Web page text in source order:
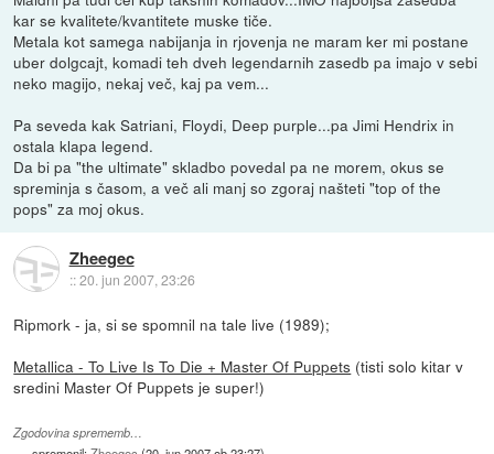
kar se kvalitete/kvantitete muske tiče.
Metala kot samega nabijanja in rjovenja ne maram ker mi postane
uber dolgcajt, komadi teh dveh legendarnih zasedb pa imajo v sebi
neko magijo, nekaj več, kaj pa vem...
Pa seveda kak Satriani, Floydi, Deep purple...pa Jimi Hendrix in
ostala klapa legend.
Da bi pa "the ultimate" skladbo povedal pa ne morem, okus se
spreminja s časom, a več ali manj so zgoraj našteti "top of the
pops" za moj okus.
Zheegec
::20. jun 2007, 23:26
Ripmork - ja, si se spomnil na tale live (1989);
Metallica - To Live Is To Die + Master Of Puppets (tisti solo kitar v
sredini Master Of Puppets je super!)
Zgodovina sprememb…